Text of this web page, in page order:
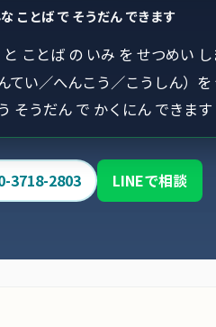
ことば で そうだん できます
ことば の いみ を せつめい し
てい／へんこう／こうしん）
そうだん で かくにん できます
3718-2803 LINEで相談